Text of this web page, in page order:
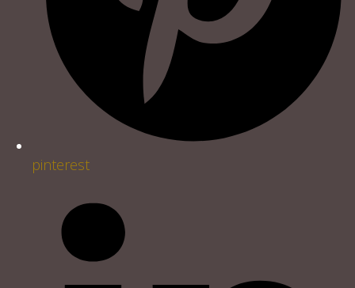
pinterest